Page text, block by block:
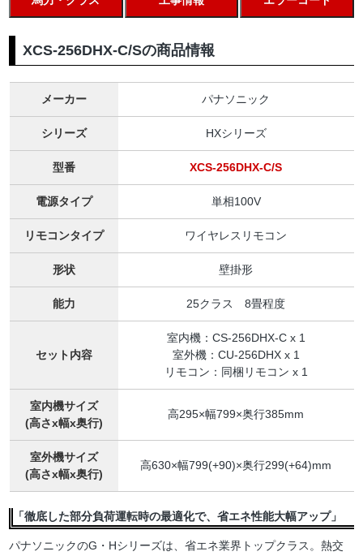
XCS-256DHX-C/Sの商品情報
メーカー パナソニック
シリーズ HXシリーズ
型番 XCS-256DHX-C/S
電源タイプ 単相100V
リモコンタイプ ワイヤレスリモコン
形状 壁掛形
能力 25クラス 8畳程度
セット内容
室内機：CS-256DHX-C x 1
室外機：CU-256DHX x 1
リモコン：同梱リモコン x 1
室内機サイズ
(高さx幅x奥行)
高295×幅799×奥行385mm
室外機サイズ
(高さx幅x奥行)
高630×幅799(+90)×奥行299(+64)mm
「徹底した部分負荷運転時の最適化で、省エネ性能大幅アップ」
パナソニックのG・Hシリーズは、省エネ業界トップクラス。熱交